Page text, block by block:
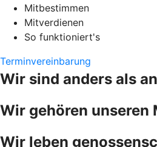
Mitbestimmen
Mitverdienen
So funktioniert's
Terminvereinbarung
Wir sind anders als
Wir gehören unseren
Wir leben